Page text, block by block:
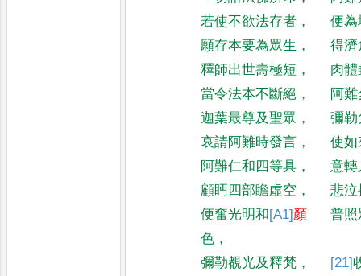
若使不欲法存者 ，
便為
願存本要為眾生 ，
得濟
釋師出世壽極短 ，
肉
當令法本不斷絕 ，
阿
迦葉最尊及聖眾 ，
彌勒
哀請阿難時發言 ，
使如
阿難仁和四等具 ，
意轉
顧眄四部瞻虛空 ，
悲泣
便奮光明和 [A1] 顏
色 ，
普照
彌勒覩光及釋梵 ， [21]